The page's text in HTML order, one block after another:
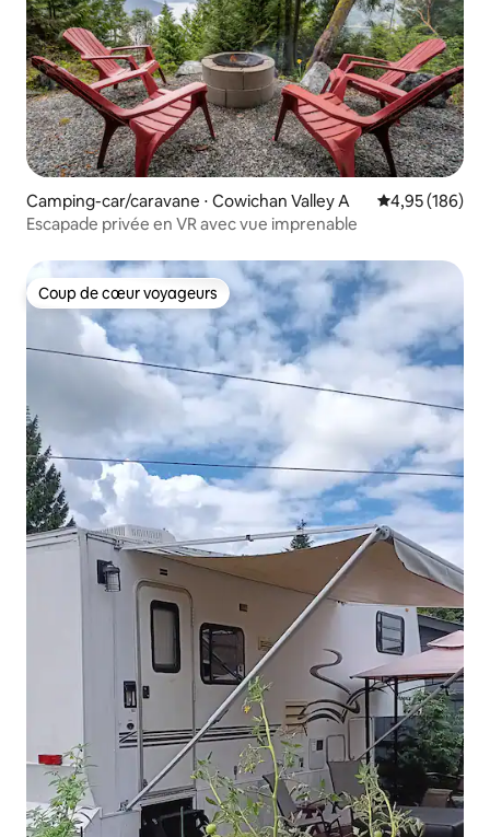
Camping-car/caravane ⋅ Cowichan Valley A Évaluation
4,95 (186)
Escapade privée en VR avec vue imprenable
Coup de cœur voyageurs
Coup de cœur voyageurs